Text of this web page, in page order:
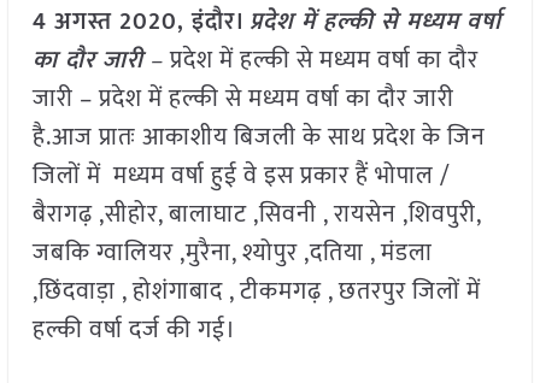
4 अगस्त 2020, इंदौर। प्रदेश में हल्की से मध्यम वर्षा
का दौर जारी–प्रदेश में हल्की से मध्यम वर्षा का दौर
जारी – प्रदेश में हल्की से मध्यम वर्षा का दौर जारी
है.आज प्रातः आकाशीय बिजली के साथ प्रदेश के जिन
जिलों में मध्यम वर्षा हुई वे इस प्रकार हैं भोपाल /
बैरागढ़ ,सीहोर, बालाघाट ,सिवनी , रायसेन ,शिवपुरी,
जबकि ग्वालियर ,मुरैना, श्योपुर ,दतिया , मंडला
,छिंदवाड़ा , होशंगाबाद , टीकमगढ़ , छतरपुर जिलों में
हल्की वर्षा दर्ज की गई।